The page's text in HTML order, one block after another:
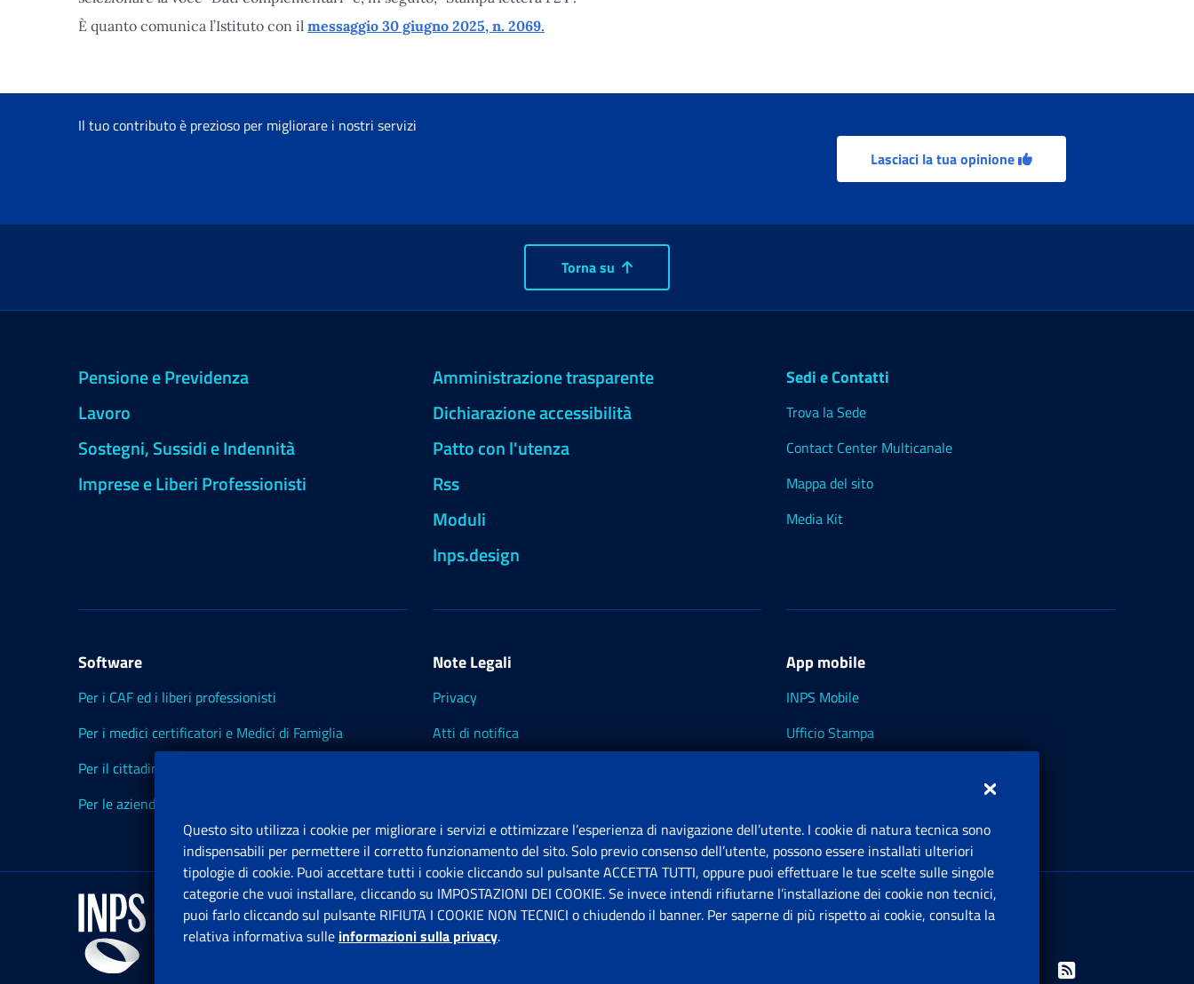
È quanto comunica l’Istituto con il messaggio 30 giugno 2025, n. 2069.
Il tuo contributo è prezioso per migliorare i nostri servizi
Lasciaci la tua opinione
Torna su
Pensione e Previdenza
Lavoro
Sostegni, Sussidi e Indennità
Imprese e Liberi Professionisti
Amministrazione trasparente
Dichiarazione accessibilità
Patto con l'utenza
Rss
Moduli
Inps.design
Sedi e Contatti
Trova la Sede
Contact Center Multicanale
Mappa del sito
Media Kit
Software
Per i CAF ed i liberi professionisti
Per i medici certificatori e Medici di Famiglia
Per il cittadino
Per le aziende ed i Consulenti
Note Legali
Privacy
Atti di notifica
App mobile
INPS Mobile
Ufficio Stampa
Sede Legale: Via Ciro il Grande, 21
00144 Roma
P.IVA 02121151001
Facebook: Apre una nuova finestra
Twitter: Apre una nuova finestra
Whatsapp: Apre una nuova finestra
Youtube: Apre una nuova
Instagram: Apre una
Linkedin: Apre
Rss: Apre
Questo sito utilizza i cookie per migliorare i servizi e ottimizzare l’esperienza di navigazione dell’utente. I cookie di natura tecnica sono
indispensabili per permettere il corretto funzionamento del sito. Solo previo consenso dell’utente, possono essere installati ulteriori
tipologie di cookie. Puoi accettare tutti i cookie cliccando sul pulsante ACCETTA TUTTI, oppure puoi effettuare le tue scelte sulle singole
categorie che vuoi installare, cliccando su IMPOSTAZIONI DEI COOKIE. Se invece intendi rifiutarne l’installazione dei cookie non tecnici,
puoi farlo cliccando sul pulsante RIFIUTA I COOKIE NON TECNICI o chiudendo il banner. Per saperne di più rispetto ai cookie, consulta la
relativa informativa sulle informazioni sulla privacy.